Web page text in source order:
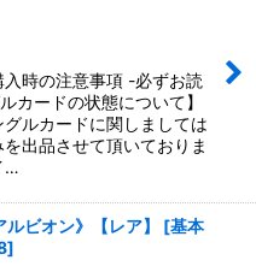
入時の注意事項 -必ずお読
カードの状態について】
ルカードに関しましては
出品させて頂いておりま
…
ビオン》【レア】 [基本
]